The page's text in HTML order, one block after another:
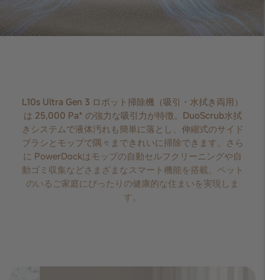
L10s Ultra Gen 3 ロボット掃除機（吸引・水拭き両用）
は 25,000 Pa* の強力な吸引力が特徴。DuoScrub水拭
きシステムで液体汚れも簡単に落とし、伸縮式のサイド
ブラシとモップで隅々まできれいに掃除できます。さら
に PowerDockはモップの自動セルフクリーニングや自
動ゴミ収集などさまざまなスマート機能を搭載。ペット
のいるご家庭にぴったりの健康的な住まいを実現しま
す。